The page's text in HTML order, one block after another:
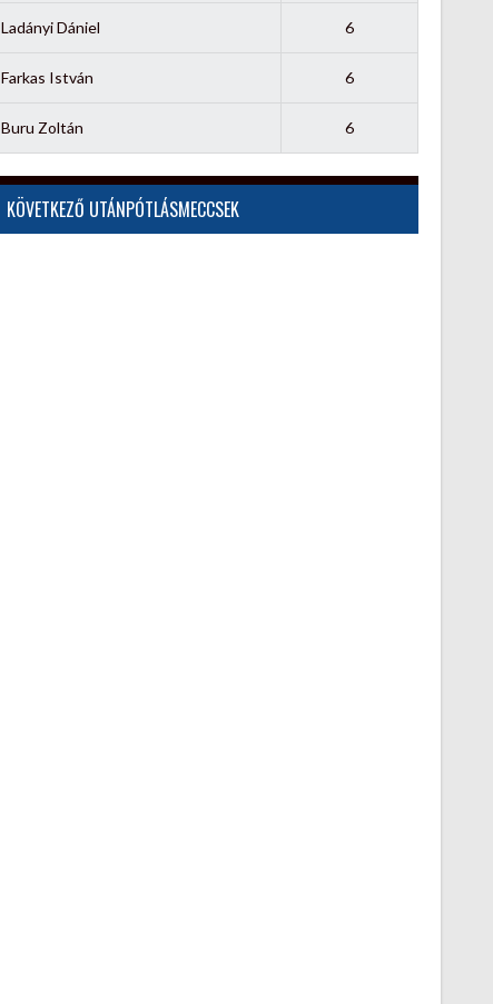
Ladányi Dániel 6
Farkas István 6
Buru Zoltán 6
KÖVETKEZŐ UTÁNPÓTLÁSMECCSEK